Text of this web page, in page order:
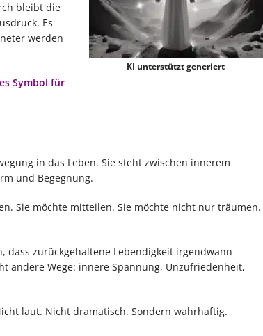
KI unterstützt generiert
bleibt die
Es
werden
Symbol für
in das Leben. Sie steht zwischen innerem
und Begegnung.
Sie möchte mitteilen. Sie möchte nicht nur träumen.
dass zurückgehaltene Lebendigkeit irgendwann
andere Wege: innere Spannung, Unzufriedenheit,
laut. Nicht dramatisch. Sondern wahrhaftig.